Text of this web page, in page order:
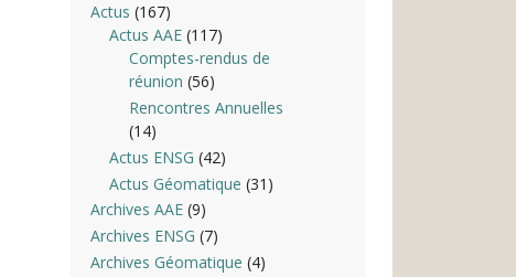
Actus (167)
Actus AAE (117)
Comptes-rendus de
réunion (56)
Rencontres Annuelles
(14)
Actus ENSG (42)
Actus Géomatique (31)
Archives AAE(9)
Archives ENSG (7)
Archives Géomatique (4)